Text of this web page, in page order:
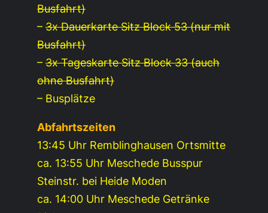
Busfahrt)
–3x Dauerkarte Sitz Block 53 (nur mit
Busfahrt)
–3x Tageskarte Sitz Block 33 (auch
ohne Busfahrt)
– Busplätze
Abfahrtszeiten
13:45 Uhr Remblinghausen Ortsmitte
ca. 13:55 Uhr Meschede Busspur
Steinstr. bei Heide Moden
ca. 14:00 Uhr Meschede Getränke